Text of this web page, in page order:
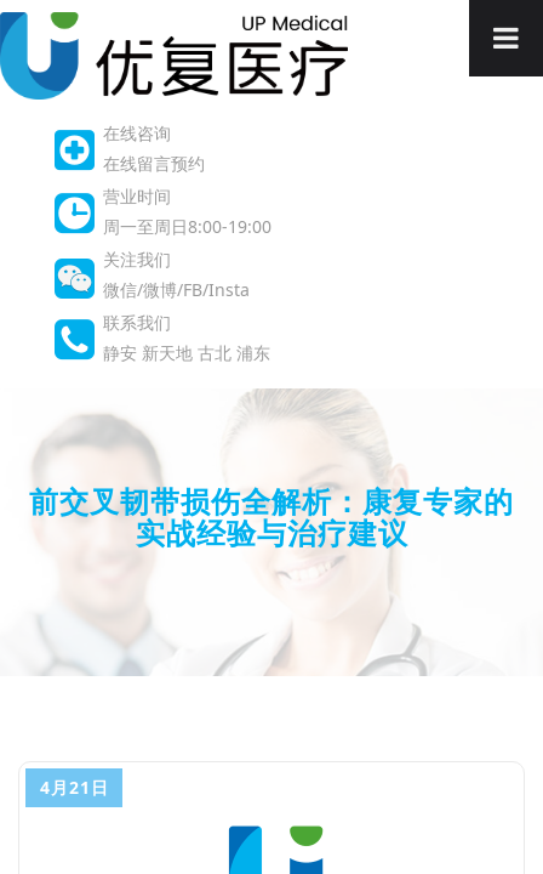
在线咨询
在线留言预约
营业时间
周一至周日8:00-19:00
关注我们
微信/微博/FB/Insta
联系我们
静安 新天地 古北 浦东
前交叉韧带损伤全解析：康复专家的
实战经验与治疗建议
4月21日